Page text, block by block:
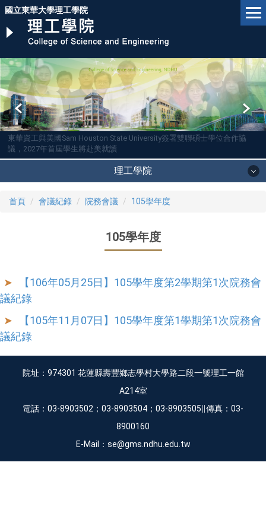
跳
主
內
區
國立東華大學理工學院
東華資工與美國Sam Houston State University簽署雙聯碩士學位合作協
議，2027年首屆學生將赴美就讀
理工學院
首頁 會議紀錄 院務會議 105學年度
105學年度
【106年05月25日】105學年度第2學期第1次院務會
議紀錄
【105年11月07日】105學年度第1學期第1次院務會
議紀錄
院址：974301 花蓮縣壽豐鄉志學村大學路二段一號理工一館
A214室
電話：03-8903502；03-8903504；03-8903505∥傳真：03-
8900160
E-Mail：se@gms.ndhu.edu.tw